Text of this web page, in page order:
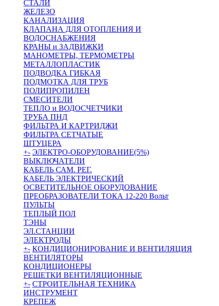
СТАЛИ
ЖЕЛЕЗО
КАНАЛИЗАЦИЯ
КЛАПАНА ДЛЯ ОТОПЛЕНИЯ И
ВОДОСНАБЖЕНИЯ
КРАНЫ и ЗАДВИЖКИ
МАНОМЕТРЫ, ТЕРМОМЕТРЫ
МЕТАЛЛОПЛАСТИК
ПОДВОДКА ГИБКАЯ
ПОДМОТКА ДЛЯ ТРУБ
ПОЛИПРОПИЛЕН
СМЕСИТЕЛИ
ТЕПЛО и ВОДОСЧЕТЧИКИ
ТРУБА ПНД
ФИЛЬТРА И КАРТРИДЖИ
ФИЛЬТРА СЕТЧАТЫЕ
ШТУЦЕРА
+- ЭЛЕКТРО-ОБОРУДОВАНИЕ(5%)
ВЫКЛЮЧАТЕЛИ
КАБЕЛЬ САМ. РЕГ.
КАБЕЛЬ ЭЛЕКТРИЧЕСКИЙ
ОСВЕТИТЕЛЬНОЕ ОБОРУДОВАНИЕ
ПРЕОБРАЗОВАТЕЛИ ТОКА 12-220 Вольт
ПУЛЬТЫ
ТЕПЛЫЙ ПОЛ
ТЭНЫ
ЭЛ.СТАНЦИИ
ЭЛЕКТРОДЫ
+- КОНДИЦИОНИРОВАНИЕ И ВЕНТИЛЯЦИЯ
ВЕНТИЛЯТОРЫ
КОНДИЦИОНЕРЫ
РЕШЕТКИ ВЕНТИЛЯЦИОННЫЕ
+- СТРОИТЕЛЬНАЯ ТЕХНИКА
ИНСТРУМЕНТ
КРЕПЕЖ